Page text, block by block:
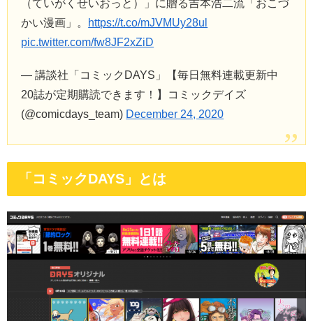
（ていがくせいおっと）」に贈る吉本浩二流「おこづ
かい漫画」。
https://t.co/mJVMUy28ul
pic.twitter.com/fw8JF2xZiD
— 講談社「コミックDAYS」【毎日無料連載更新中
20誌が定期購読できます！】コミックデイズ
(@comicdays_team) December 24, 2020
「コミックDAYS」とは